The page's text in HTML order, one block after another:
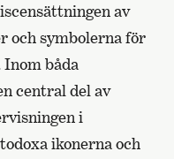
av
och symbolerna för
Inom båda
central del av
i
ikonerna och